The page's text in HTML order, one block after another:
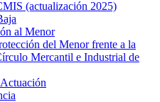
(actualización 2025)
al Menor
del Menor frente a la
Mercantil e Industrial de